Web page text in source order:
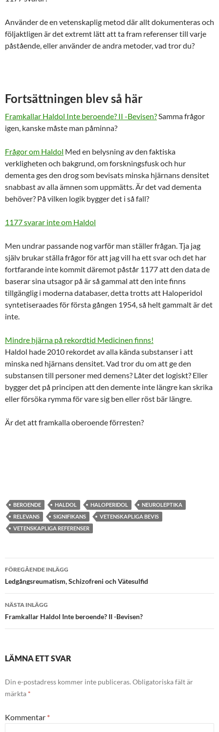
Använder de en vetenskaplig metod där allt dokumenteras och
följaktligen är det extremt lätt att ta fram referenser till varje
påstående, eller använder de andra metoder, vad tror du?
Fortsättningen blev så här
Framkallar Haldol Inte beroende? II -Bevisen?Samma frågor
igen, kanske måste man påminna?
Frågor om Haldol Med en belysning av den faktiska
verkligheten och bakgrund, om forskningsfusk och hur
dementa ges den drog som bevisats minska hjärnans densitet
snabbast av alla ämnen som uppmätts. Är det vad dementa
behöver? På vilken logik bygger det i så fall?
1177 svarar inte om Haldol
Men undrar passande nog varför man ställer frågan. Tja jag
själv brukar ställa frågor för att jag vill ha ett svar och det har
fortfarande inte kommit däremot påstår 1177 att den data de
baserar sina utsagor på är så gammal att den inte finns
tillgänglig i moderna databaser, detta trotts att Haloperidol
syntetiseraades för första gången 1954, så helt gammalt är det
inte.
Mindre hjärna på rekordtid Medicinen finns!
Haldol hade 2010 rekordet av alla kända substanser i att
minska ned hjärnans densitet. Vad tror du om att ge den
substansen till personer med demens? Låter det logiskt? Eller
bygger det på principen att den demente inte längre kan skrika
eller försöka rymma för vare sig ben eller röst bär längre.
Är det att framkalla oberoende förresten?
BEROENDE HALDOL HALOPERIDOL
NEUROLEPTIKA
RELEVANS
SIGNIFIKANS
VETENSKAPLIGA BEVIS
VETENSKAPLIGA REFERENSER
Inläggsnavigering
FÖREGÅENDE INLÄGG
Ledgångsreumatism, Schizofreni och Vätesulfid
NÄSTA INLÄGG
Framkallar Haldol Inte beroende? II -Bevisen?
LÄMNA ETT SVAR
Din e-postadress kommer inte publiceras. Obligatoriska fält är
märkta *
Kommentar *